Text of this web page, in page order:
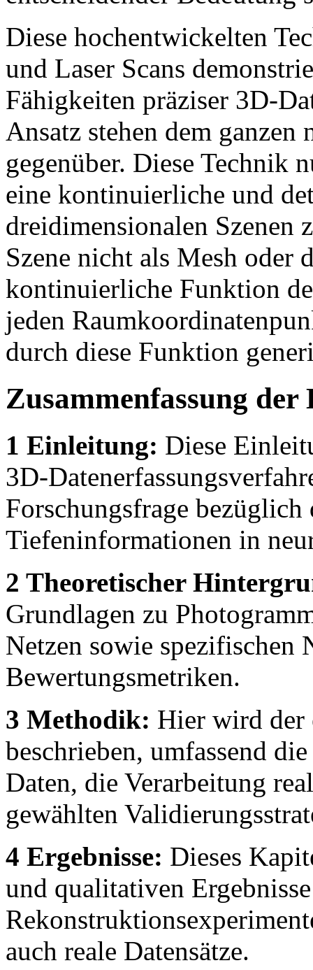
Diese hochentwickelten
und Laser Scans
Fähigkeiten präziser 3D-
Ansatz stehen dem ganzen
gegenüber. Diese Technik
eine kontinuierliche und
dreidimensionalen Szenen
Szene nicht als Mesh oder
kontinuierliche Funktion
jeden
durch diese Funktion
Zusammenfassung der
1 Einleitung: Diese
3D-
Forschungsfrage
Tiefeninformationen in
2 Theoretischer
Grundlagen zu
Netzen sowie spezifischen
Bewertungsmetriken.
3 Methodik: Hier wird der
beschrieben, umfassend
Daten, die Verarbeitung
gewählten
4 Ergebnisse: Dieses
und qualitativen
auch reale Datensätze.